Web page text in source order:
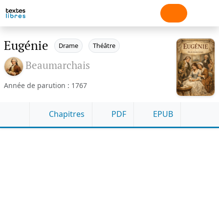
Eugénie Drame Théâtre
Beaumarchais
Année de parution : 1767
Chapitres PDF EPUB